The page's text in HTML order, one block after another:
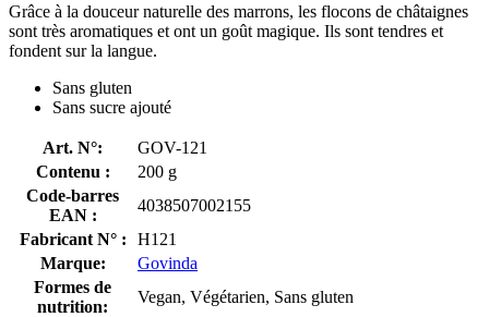
Grâce à la douceur naturelle des marrons, les flocons de châtaignes
sont très aromatiques et ont un goût magique. Ils sont tendres et
fondent sur la langue.
Sans gluten
Sans sucre ajouté
Art. N°:
GOV-121
Contenu :
200 g
Code-barres
EAN :
4038507002155
Fabricant N° :
H121
Marque:
Govinda
Formes de
nutrition:
Vegan, Végétarien, Sans gluten